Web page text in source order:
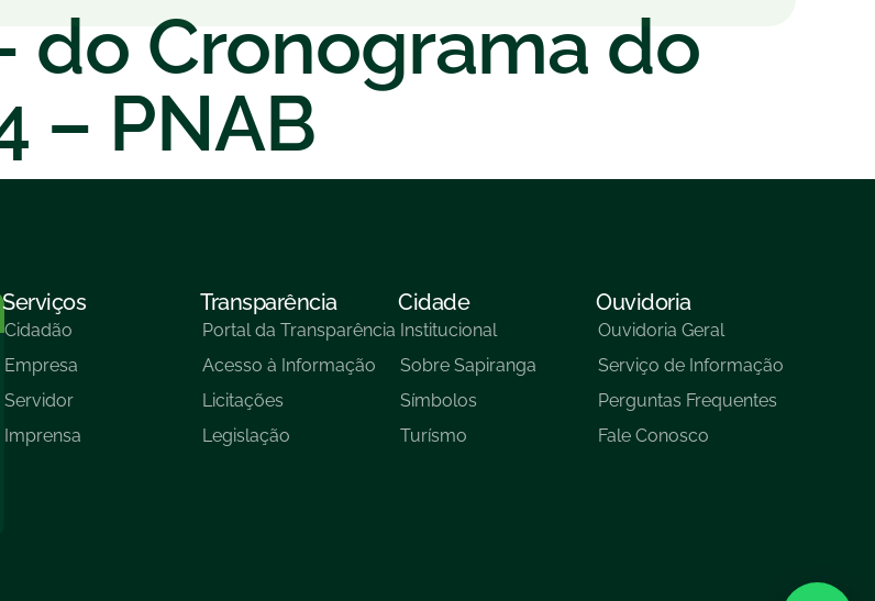
do Cronograma do
– PNAB
Serviços
Cidadão
Empresa
Servidor
Imprensa
Transparência
Portal da Transparência
Acesso à Informação
Licitações
Legislação
Cidade
Institucional
Sobre Sapiranga
Símbolos
Turísmo
Ouvidoria
Ouvidoria Geral
Serviço de Informação
Perguntas Frequentes
Fale Conosco